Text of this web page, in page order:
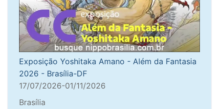
Exposição Yoshitaka Amano - Além da Fantasia
2026 - Brasília-DF
17/07/2026-01/11/2026
Brasília